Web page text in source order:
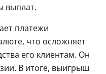
выплат.
платежи
что осложняет
его клиентам. Он
В итоге, выигрыш